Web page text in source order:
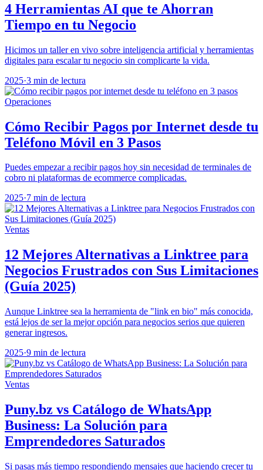
4 Herramientas AI que te Ahorran
Tiempo en tu Negocio
Hicimos un taller en vivo sobre inteligencia artificial y herramientas
digitales para escalar tu negocio sin complicarte la vida.
2025·3 min de lectura
Operaciones
Cómo Recibir Pagos por Internet desde tu
Teléfono Móvil en 3 Pasos
Puedes empezar a recibir pagos hoy sin necesidad de terminales de
cobro ni plataformas de ecommerce complicadas.
2025·7 min de lectura
Ventas
12 Mejores Alternativas a Linktree para
Negocios Frustrados con Sus Limitaciones
(Guía 2025)
Aunque Linktree sea la herramienta de "link en bio" más conocida,
está lejos de ser la mejor opción para negocios serios que quieren
generar ingresos.
2025·9 min de lectura
Ventas
Puny.bz vs Catálogo de WhatsApp
Business: La Solución para
Emprendedores Saturados
Si pasas más tiempo respondiendo mensajes que haciendo crecer tu